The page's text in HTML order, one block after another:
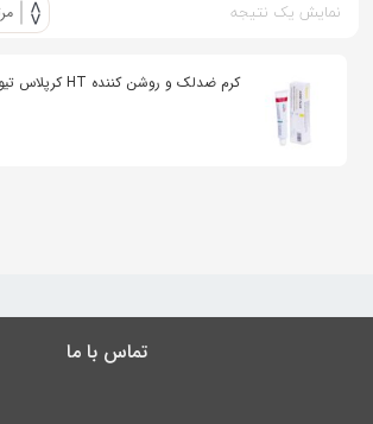
این
دوستان
نمایش یک نتیجه
کرم ضدلک و روشن کننده HT كرپلاس تيوپي
تماس با ما